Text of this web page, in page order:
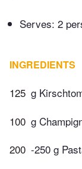
Serves: 2
INGREDIENTS
125 g
100 g
200 -250 g